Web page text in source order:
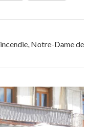
incendie, Notre-Dame de